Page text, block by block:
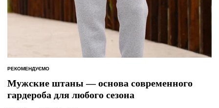
ОПУБЛІКУВАТИ
РЕКОМЕНДУЄМО
Мужские штаны — основа современного
гардероба для любого сезона